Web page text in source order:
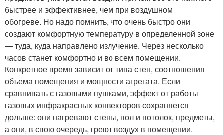
быстрее и эффективнее, чем при воздушном
обогреве. Но надо помнить, что очень быстро они
создают комфортную температуру в определенной зоне
— туда, куда направлено излучение. Через несколько
часов станет комфортно и во всем помещении.
Конкретное время зависит от типа стен, соотношения
объема помещения и мощности агрегата. Если
сравнивать с газовыми пушками, эффект от работы
газовых инфракрасных конвекторов сохраняется
дольше: они нагревают стены, пол и потолок, предметы,
а они, в свою очередь, греют воздух в помещении.